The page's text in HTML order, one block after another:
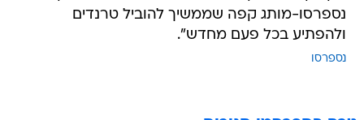
נספרסו-מותג קפה שממשיך להוביל טרנדים
ולהפתיע בכל פעם מחדש".
נספרסו